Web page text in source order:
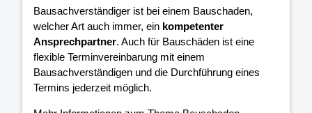
Bausachverständiger ist bei einem Bauschaden,
welcher Art auch immer, ein kompetenter
Ansprechpartner. Auch für Bauschäden ist eine
flexible Terminvereinbarung mit einem
Bausachverständigen und die Durchführung eines
Termins jederzeit möglich.